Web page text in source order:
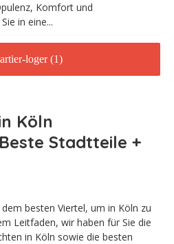
Komfort und
in eine...
Köln
Stadtteile +
besten Viertel, um in Köln zu
Leitfaden, wir haben für Sie die
in Köln sowie die besten